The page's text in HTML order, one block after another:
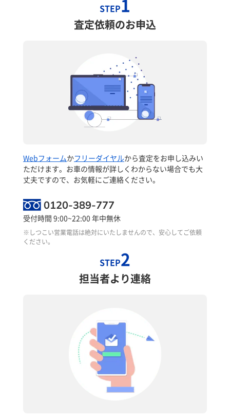
STEP
査定依頼のお申込
Webフォームかフリーダイヤルから査定をお申し込みい
ただけます。お車の情報が詳しくわからない場合でも大
丈夫ですので、お気軽にご連絡ください。
0120-389-777
受付時間 9:00~22:00 年中無休
※しつこい営業電話は絶対にいたしませんので、安心してご依頼
ください。
STEP2
担当者より連絡